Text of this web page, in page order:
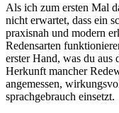
Als ich zum ersten ⁤Mal
nicht erwartet, dass ‍ein
praxisnah und modern
Redensarten‍
erster Hand, was⁢ du aus‌
Herkunft‍ mancher
angemessen,
sprachgebrauch einsetzt.